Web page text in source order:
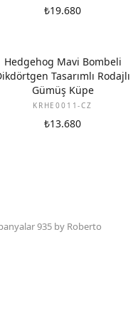
₺19.680
Hedgehog Mavi Bombeli
Tasarımlı Rodajlı
Gümüş Küpe
KRHE0011-CZ
₺13.680
935 by Roberto